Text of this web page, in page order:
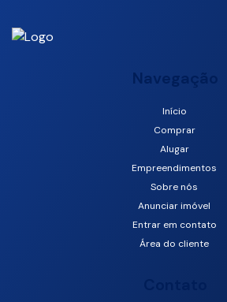
Camboriú, Santa Catarina, Brasil
Navegação
Início
Comprar
Alugar
Empreendimentos
Sobre nós
Anunciar imóvel
Entrar em contato
Área do cliente